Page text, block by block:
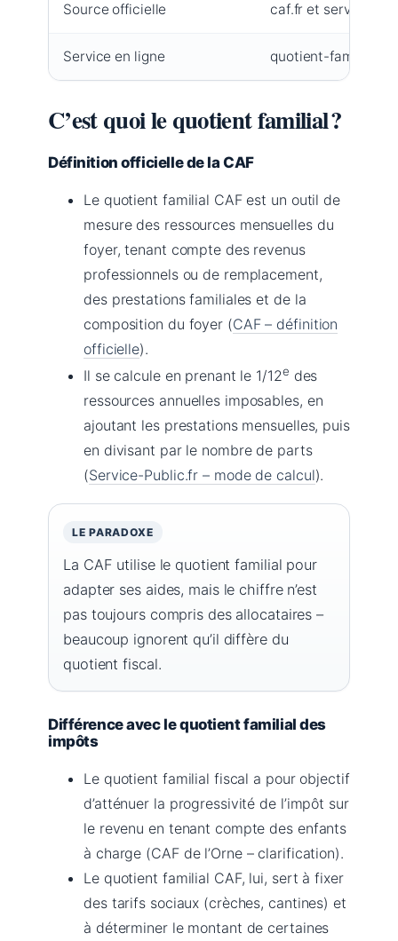
Source officielle caf.fr et service-
Service en ligne quotient-
C’est quoi le quotient familial ?
Définition officielle de la CAF
Le quotient familial CAF est un outil de
mesure des ressources mensuelles du
foyer, tenant compte des revenus
professionnels ou de remplacement,
des prestations familiales et de la
composition du foyer (CAF – définition
officielle).
Il se calcule en prenant le 1/12e des
ressources annuelles imposables, en
ajoutant les prestations mensuelles, puis
en divisant par le nombre de parts
(Service-Public.fr – mode de calcul).
LE PARADOXE
La CAF utilise le quotient familial pour
adapter ses aides, mais le chiffre n’est
pas toujours compris des allocataires –
beaucoup ignorent qu’il diffère du
quotient fiscal.
Différence avec le quotient familial des
impôts
Le quotient familial fiscal a pour objectif
d’atténuer la progressivité de l’impôt sur
le revenu en tenant compte des enfants
à charge (CAF de l’Orne – clarification).
Le quotient familial CAF, lui, sert à fixer
des tarifs sociaux (crèches, cantines) et
à déterminer le montant de certaines